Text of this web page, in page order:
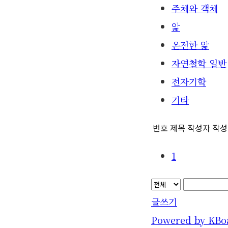
주체와 객체
앎
온전한 앎
자연철학 일반
전자기학
기타
번호 제목 작성자 작
1
글쓰기
Powered by